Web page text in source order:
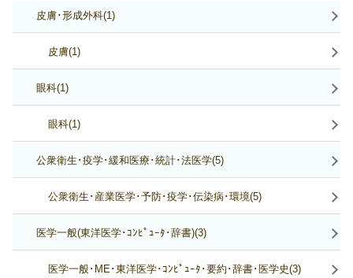
皮膚･形成外科(1)
皮膚(1)
眼科(1)
眼科(1)
公衆衛生･疫学･緩和医療･統計･法医学(5)
公衆衛生･産業医学･予防･疫学･伝染病･環境(5)
医学一般(東洋医学･ｺﾝﾋﾟｭｰﾀ･辞書)(3)
医学一般･ME･東洋医学･ｺﾝﾋﾟｭｰﾀ･要約･辞書･医学史(3)